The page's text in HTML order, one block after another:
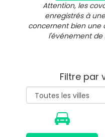
Attention, les
enregistrés à
concernent bien une
l'événement de
Filtre par